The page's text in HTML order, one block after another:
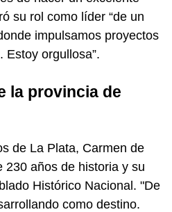
su rol como líder “de un
impulsamos proyectos
Estoy orgullosa”.
la provincia de
de La Plata, Carmen de
230 años de historia y su
Histórico Nacional. "De
como destino.